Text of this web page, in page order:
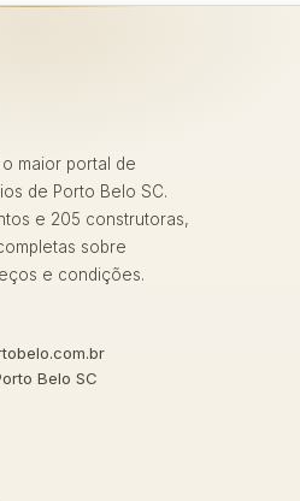
o maior portal de
de Porto Belo SC.
e 205 construtoras,
sobre
e condições.
Belo SC